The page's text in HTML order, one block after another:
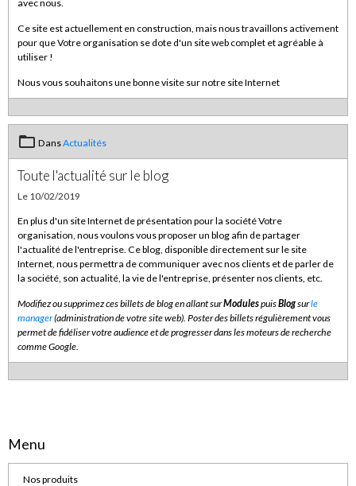
avec nous.
Ce site est actuellement en construction, mais nous travaillons activement
pour que Votre organisation se dote d'un site web complet et agréable à
utiliser !
Nous vous souhaitons une bonne visite sur notre site Internet
DansActualités
Toute l'actualité sur le blog
Le 10/02/2019
En plus d'un site Internet de présentation pour la société Votre
organisation, nous voulons vous proposer un blog afin de partager
l'actualité de l'entreprise. Ce blog, disponible directement sur le site
Internet, nous permettra de communiquer avec nos clients et de parler de
la société, son actualité, la vie de l'entreprise, présenter nos clients, etc.
Modifiez ou supprimez ces billets de blog en allant surModulespuisBlogsurle
manager(administration de votre site web). Poster des billets régulièrement vous
permet de fidéliser votre audience et de progresser dans les moteurs de recherche
comme Google.
Menu
Nos produits